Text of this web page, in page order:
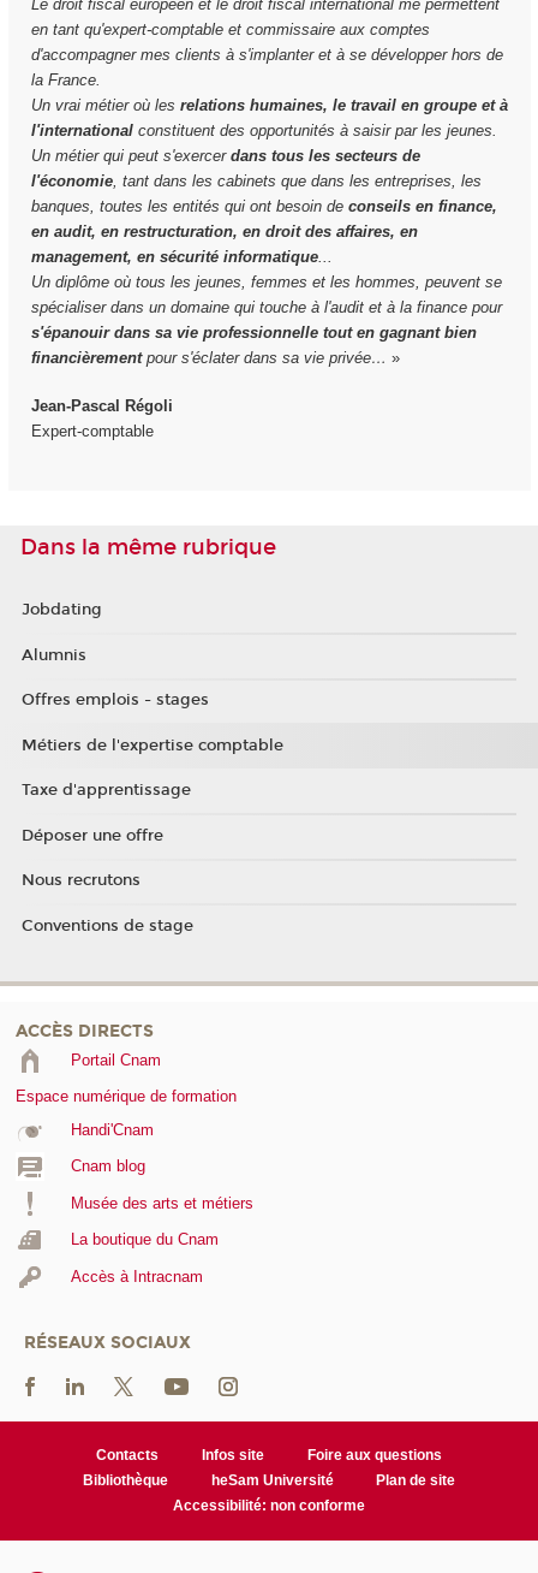
Le droit fiscal européen et le droit fiscal international me permettent
en tant qu'expert-comptable et commissaire aux comptes
d'accompagner mes clients à s'implanter et à se développer hors de
la France.
Un vrai métier où les relations humaines, le travail en groupe et à
l'internationalconstituent des opportunités à saisir par les jeunes.
Un métier qui peut s'exercer dans tous les secteurs de
l'économie, tant dans les cabinets que dans les entreprises, les
banques, toutes les entités qui ont besoin de conseils en finance,
en audit, en restructuration, en droit des affaires, en
management, en sécurité informatique...
Un diplôme où tous les jeunes, femmes et les hommes, peuvent se
spécialiser dans un domaine qui touche à l'audit et à la finance pour
s'épanouir dans sa vie professionnelle tout en gagnant bien
financièrementpour s'éclater dans sa vie privée… »
Jean-Pascal Régoli
Expert-comptable
Dans la même rubrique
Jobdating
Alumnis
Offres emplois - stages
Métiers de l'expertise comptable
Taxe d'apprentissage
Déposer une offre
Nous recrutons
Conventions de stage
ACCÈS DIRECTS
Portail Cnam
Espace numérique de formation
Handi'Cnam
Cnam blog
Musée des arts et métiers
La boutique du Cnam
Accès à Intracnam
RÉSEAUX SOCIAUX
Contacts Infos site
Foire aux questions
Bibliothèque
heSam Université
Plan de site
Accessibilité: non conforme